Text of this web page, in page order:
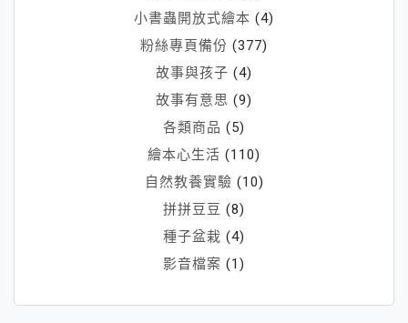
小書蟲開放式繪本 (4)
粉絲專頁備份 (377)
故事與孩子 (4)
故事有意思 (9)
各類商品 (5)
繪本心生活 (110)
自然教養實驗 (10)
拼拼豆豆 (8)
種子盆栽 (4)
影音檔案 (1)